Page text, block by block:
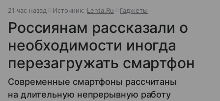
21 час назад Источник: Lenta.Ru Гаджеты
Россиянам рассказали о
необходимости иногда
перезагружать смартфон
Современные смартфоны рассчитаны
на длительную непрерывную работу